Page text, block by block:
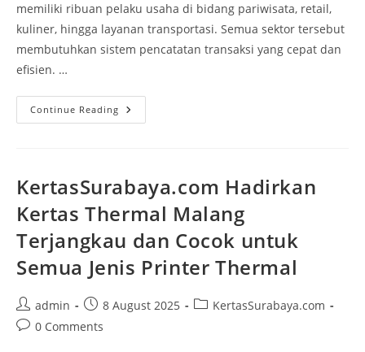
memiliki ribuan pelaku usaha di bidang pariwisata, retail,
kuliner, hingga layanan transportasi. Semua sektor tersebut
membutuhkan sistem pencatatan transaksi yang cepat dan
efisien. …
Continue Reading
KertasSurabaya.com Hadirkan
Kertas Thermal Malang
Terjangkau dan Cocok untuk
Semua Jenis Printer Thermal
admin 8 August 2025
KertasSurabaya.com
0 Comments